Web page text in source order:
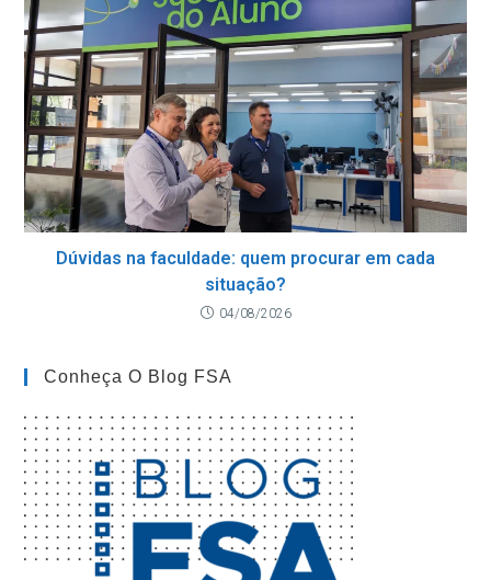
Dúvidas na faculdade: quem procurar em cada
situação?
04/08/2026
Conheça O Blog FSA